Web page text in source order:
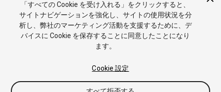
Report a problem on this page
Copyright © 2023 Unity Technologies. Publication 2023.2
「すべての Cookie を受け入れる」をクリックすると、
サイトナビゲーションを強化し、サイトの使用状況を分
析し、弊社のマーケティング活動を支援するために、デ
バイスに Cookie を保存することに同意したことになり
ます。
Cookie 設定